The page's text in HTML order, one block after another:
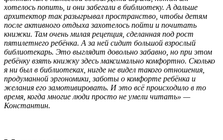
хотелось попить, и они забегали в библиотеку. А дальше
архитектор так разыгрывал пространство, чтобы детям
после активного отдыха захотелось пойти и почитать
книжки. Там очень милая рецепция, сделанная под рост
пятилетнего ребёнка. А за ней сидит большой взрослый
библиотекарь. Это выглядит довольно забавно, но при этом
ребёнку взять книжку здесь максимально комфортно. Сколько
я ни был в библиотеках, нигде не видел такого отношения,
продуманной эргономики, заботы о комфорте ребёнка и
желания его замотивировать. И это всё происходило в то
время, когда многие люди просто не умели читать» —
Константин.